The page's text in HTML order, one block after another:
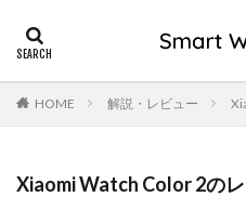
HOME 解説・レビュー
Xiaomi Watch Color 2の